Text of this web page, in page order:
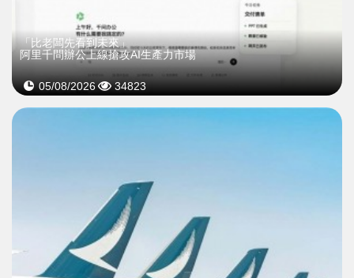
「比老闆先看到未來」
阿里千問辦公上線搶攻AI生產力市場
05/08/2026 34823